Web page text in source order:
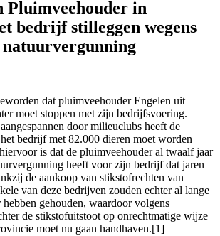
Pluimveehouder in
bedrijf stilleggen wegens
dat pluimveehouder Engelen uit
moet stoppen met zijn bedrijfsvoering.
door milieuclubs heeft de
bedrijf met 82.000 dieren moet worden
is dat de pluimveehouder al twaalf jaar
heeft voor zijn bedrijf dat jaren
de aankoop van stikstofrechten van
van deze bedrijven zouden echter al lange
gehouden, waardoor volgens
de stikstofuitstoot op onrechtmatige wijze
moet nu gaan handhaven.[1]